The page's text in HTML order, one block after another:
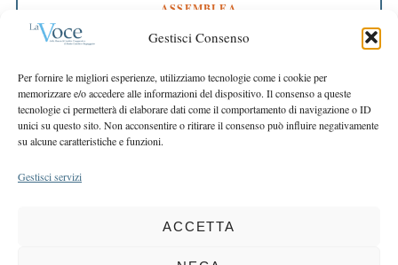
Gestisci Consenso
Per fornire le migliori esperienze, utilizziamo tecnologie come i cookie per
memorizzare e/o accedere alle informazioni del dispositivo. Il consenso a queste
tecnologie ci permetterà di elaborare dati come il comportamento di navigazione o ID
unici su questo sito. Non acconsentire o ritirare il consenso può influire negativamente
su alcune caratteristiche e funzioni.
Gestisci servizi
ACCETTA
ASSEMBLEA
Bilancio approvato all’unanimità e 2 milioni
destinati al territorio
EDITORIALE DIRETTORE
Crescere restando riconoscibili
EDITORIALE PRESIDENTE
Costruire futuro insieme
COPYRIGHT 2025 LA VOCE |PRIVACY